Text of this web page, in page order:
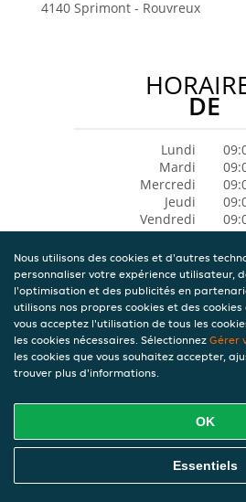
4140 Sprimont - Rouvreux
DE
Lundi
Mardi
Mercredi
Jeudi
Vendredi
Samedi
Dimanche
Nous utilisons des cookies et d'autres
personnaliser votre expérience utilisateur,
l'optimisation et des publicités en
utilisons nos propres cookies et des
vous acceptez l'utilisation de tous les
les cookies nécessaires. Sélectionnez Gérer
les cookies que vous souhaitez accepter,
trouver plus d'informations.
OK
Essentiels